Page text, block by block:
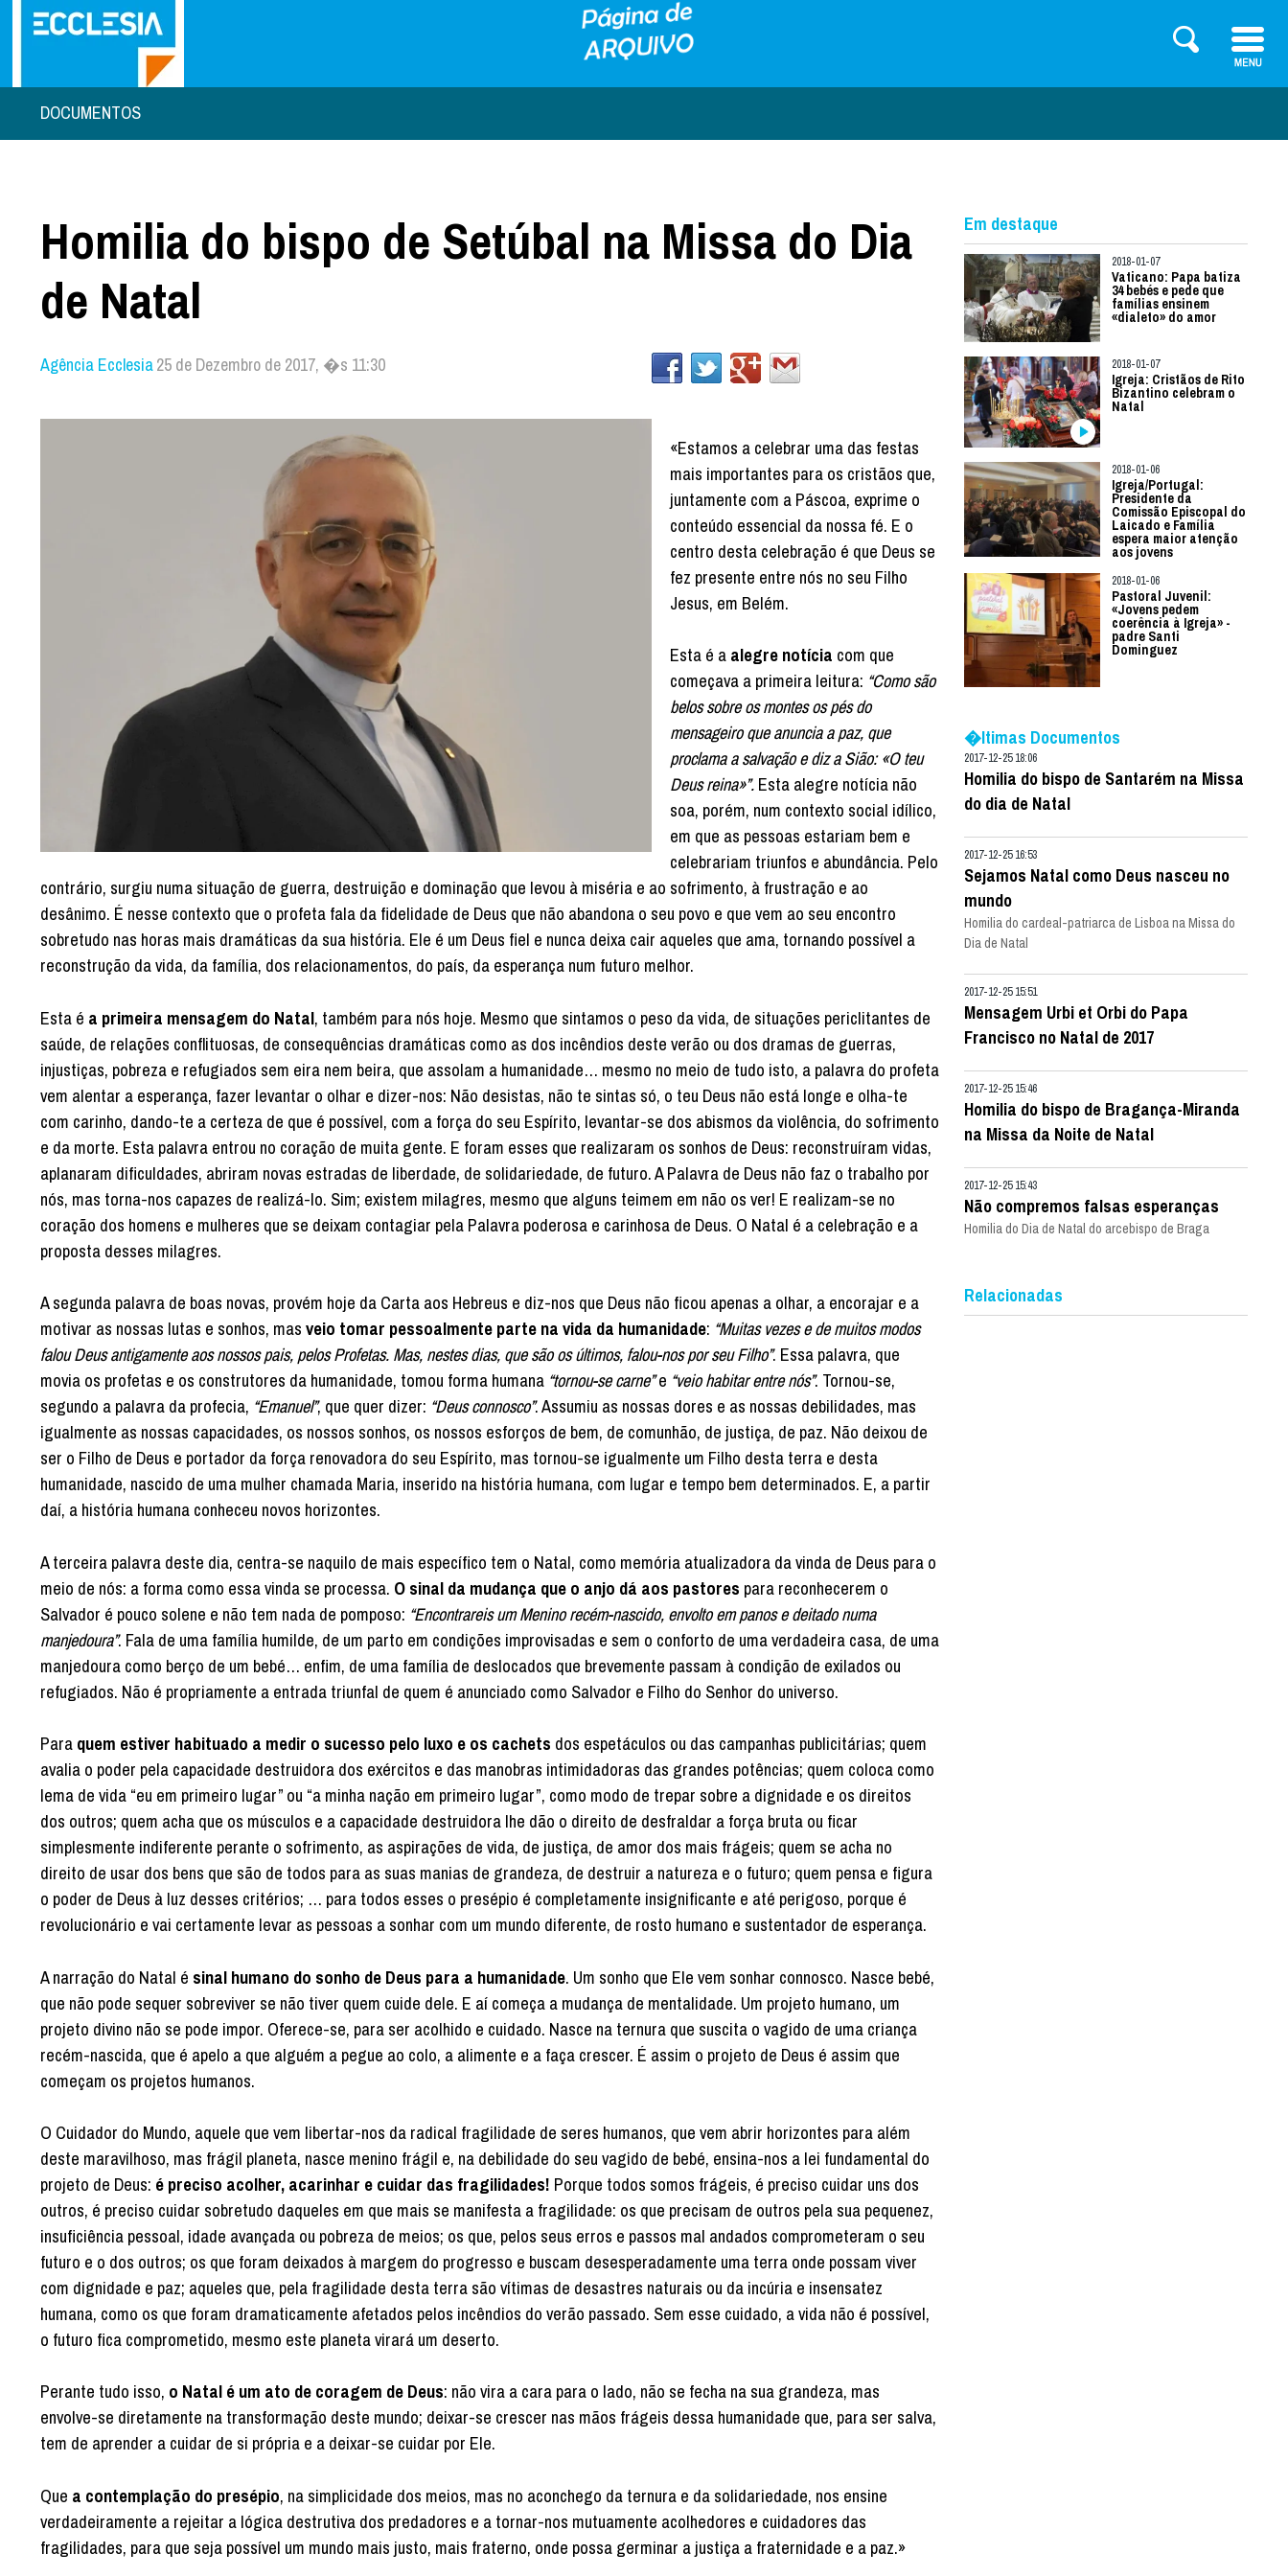
DOCUMENTOS
Homilia do bispo de Setúbal na Missa do Dia
de Natal
Agência Ecclesia25 de Dezembro de 2017, �s 11:30
«Estamos a celebrar uma das festas
mais importantes para os cristãos que,
juntamente com a Páscoa, exprime o
conteúdo essencial da nossa fé. E o
centro desta celebração é que Deus se
fez presente entre nós no seu Filho
Jesus, em Belém.
Esta é a alegre notícia com que
começava a primeira leitura: “Como são
belos sobre os montes os pés do
mensageiro que anuncia a paz, que
proclama a salvação e diz a Sião: «O teu
Deus reina»”. Esta alegre notícia não
soa, porém, num contexto social idílico,
em que as pessoas estariam bem e
celebrariam triunfos e abundância. Pelo
contrário, surgiu numa situação de guerra, destruição e dominação que levou à miséria e ao sofrimento, à frustração e ao
desânimo. É nesse contexto que o profeta fala da fidelidade de Deus que não abandona o seu povo e que vem ao seu encontro
sobretudo nas horas mais dramáticas da sua história. Ele é um Deus fiel e nunca deixa cair aqueles que ama, tornando possível a
reconstrução da vida, da família, dos relacionamentos, do país, da esperança num futuro melhor.
Esta é a primeira mensagem do Natal, também para nós hoje. Mesmo que sintamos o peso da vida, de situações periclitantes de
saúde, de relações conflituosas, de consequências dramáticas como as dos incêndios deste verão ou dos dramas de guerras,
injustiças, pobreza e refugiados sem eira nem beira, que assolam a humanidade… mesmo no meio de tudo isto, a palavra do profeta
vem alentar a esperança, fazer levantar o olhar e dizer-nos: Não desistas, não te sintas só, o teu Deus não está longe e olha-te
com carinho, dando-te a certeza de que é possível, com a força do seu Espírito, levantar-se dos abismos da violência, do sofrimento
e da morte. Esta palavra entrou no coração de muita gente. E foram esses que realizaram os sonhos de Deus: reconstruíram vidas,
aplanaram dificuldades, abriram novas estradas de liberdade, de solidariedade, de futuro. A Palavra de Deus não faz o trabalho por
nós, mas torna-nos capazes de realizá-lo. Sim; existem milagres, mesmo que alguns teimem em não os ver! E realizam-se no
coração dos homens e mulheres que se deixam contagiar pela Palavra poderosa e carinhosa de Deus. O Natal é a celebração e a
proposta desses milagres.
A segunda palavra de boas novas, provém hoje da Carta aos Hebreus e diz-nos que Deus não ficou apenas a olhar, a encorajar e a
motivar as nossas lutas e sonhos, mas veio tomar pessoalmente parte na vida da humanidade: “Muitas vezes e de muitos modos
falou Deus antigamente aos nossos pais, pelos Profetas. Mas, nestes dias, que são os últimos, falou-nos por seu Filho”. Essa palavra, que
movia os profetas e os construtores da humanidade, tomou forma humana “tornou-se carne”e “veio habitar entre nós”. Tornou-se,
segundo a palavra da profecia, “Emanuel”, que quer dizer: “Deus connosco”. Assumiu as nossas dores e as nossas debilidades, mas
igualmente as nossas capacidades, os nossos sonhos, os nossos esforços de bem, de comunhão, de justiça, de paz. Não deixou de
ser o Filho de Deus e portador da força renovadora do seu Espírito, mas tornou-se igualmente um Filho desta terra e desta
humanidade, nascido de uma mulher chamada Maria, inserido na história humana, com lugar e tempo bem determinados. E, a partir
daí, a história humana conheceu novos horizontes.
A terceira palavra deste dia, centra-se naquilo de mais específico tem o Natal, como memória atualizadora da vinda de Deus para o
meio de nós: a forma como essa vinda se processa. O sinal da mudança que o anjo dá aos pastores para reconhecerem o
Salvador é pouco solene e não tem nada de pomposo: “Encontrareis um Menino recém-nascido, envolto em panos e deitado numa
manjedoura”. Fala de uma família humilde, de um parto em condições improvisadas e sem o conforto de uma verdadeira casa, de uma
manjedoura como berço de um bebé… enfim, de uma família de deslocados que brevemente passam à condição de exilados ou
refugiados. Não é propriamente a entrada triunfal de quem é anunciado como Salvador e Filho do Senhor do universo.
Para quem estiver habituado a medir o sucesso pelo luxo e os cachets dos espetáculos ou das campanhas publicitárias; quem
avalia o poder pela capacidade destruidora dos exércitos e das manobras intimidadoras das grandes potências; quem coloca como
lema de vida “eu em primeiro lugar” ou “a minha nação em primeiro lugar”, como modo de trepar sobre a dignidade e os direitos
dos outros; quem acha que os músculos e a capacidade destruidora lhe dão o direito de desfraldar a força bruta ou ficar
simplesmente indiferente perante o sofrimento, as aspirações de vida, de justiça, de amor dos mais frágeis; quem se acha no
direito de usar dos bens que são de todos para as suas manias de grandeza, de destruir a natureza e o futuro; quem pensa e figura
o poder de Deus à luz desses critérios; … para todos esses o presépio é completamente insignificante e até perigoso, porque é
revolucionário e vai certamente levar as pessoas a sonhar com um mundo diferente, de rosto humano e sustentador de esperança.
A narração do Natal é sinal humano do sonho de Deus para a humanidade. Um sonho que Ele vem sonhar connosco. Nasce bebé,
que não pode sequer sobreviver se não tiver quem cuide dele. E aí começa a mudança de mentalidade. Um projeto humano, um
projeto divino não se pode impor. Oferece-se, para ser acolhido e cuidado. Nasce na ternura que suscita o vagido de uma criança
recém-nascida, que é apelo a que alguém a pegue ao colo, a alimente e a faça crescer. É assim o projeto de Deus é assim que
começam os projetos humanos.
O Cuidador do Mundo, aquele que vem libertar-nos da radical fragilidade de seres humanos, que vem abrir horizontes para além
deste maravilhoso, mas frágil planeta, nasce menino frágil e, na debilidade do seu vagido de bebé, ensina-nos a lei fundamental do
projeto de Deus: é preciso acolher, acarinhar e cuidar das fragilidades! Porque todos somos frágeis, é preciso cuidar uns dos
outros, é preciso cuidar sobretudo daqueles em que mais se manifesta a fragilidade: os que precisam de outros pela sua pequenez,
insuficiência pessoal, idade avançada ou pobreza de meios; os que, pelos seus erros e passos mal andados comprometeram o seu
futuro e o dos outros; os que foram deixados à margem do progresso e buscam desesperadamente uma terra onde possam viver
com dignidade e paz; aqueles que, pela fragilidade desta terra são vítimas de desastres naturais ou da incúria e insensatez
humana, como os que foram dramaticamente afetados pelos incêndios do verão passado. Sem esse cuidado, a vida não é possível,
o futuro fica comprometido, mesmo este planeta virará um deserto.
Perante tudo isso, o Natal é um ato de coragem de Deus: não vira a cara para o lado, não se fecha na sua grandeza, mas
envolve-se diretamente na transformação deste mundo; deixar-se crescer nas mãos frágeis dessa humanidade que, para ser salva,
tem de aprender a cuidar de si própria e a deixar-se cuidar por Ele.
Que a contemplação do presépio, na simplicidade dos meios, mas no aconchego da ternura e da solidariedade, nos ensine
verdadeiramente a rejeitar a lógica destrutiva dos predadores e a tornar-nos mutuamente acolhedores e cuidadores das
fragilidades, para que seja possível um mundo mais justo, mais fraterno, onde possa germinar a justiça a fraternidade e a paz.»
Em destaque
2018-01-07
Vaticano: Papa batiza
34 bebés e pede que
famílias ensinem
«dialeto» do amor
2018-01-07
Igreja: Cristãos de Rito
Bizantino celebram o
Natal
2018-01-06
Igreja/Portugal:
Presidente da
Comissão Episcopal do
Laicado e Família
espera maior atenção
aos jovens
2018-01-06
Pastoral Juvenil:
«Jovens pedem
coerência à Igreja» -
padre Santi
Dominguez
�ltimas Documentos
2017-12-25 18:06
Homilia do bispo de Santarém na Missa
do dia de Natal
2017-12-25 16:53
Sejamos Natal como Deus nasceu no
mundo
Homilia do cardeal-patriarca de Lisboa na Missa do
Dia de Natal
2017-12-25 15:51
Mensagem Urbi et Orbi do Papa
Francisco no Natal de 2017
2017-12-25 15:46
Homilia do bispo de Bragança-Miranda
na Missa da Noite de Natal
2017-12-25 15:43
Não compremos falsas esperanças
Homilia do Dia de Natal do arcebispo de Braga
Relacionadas